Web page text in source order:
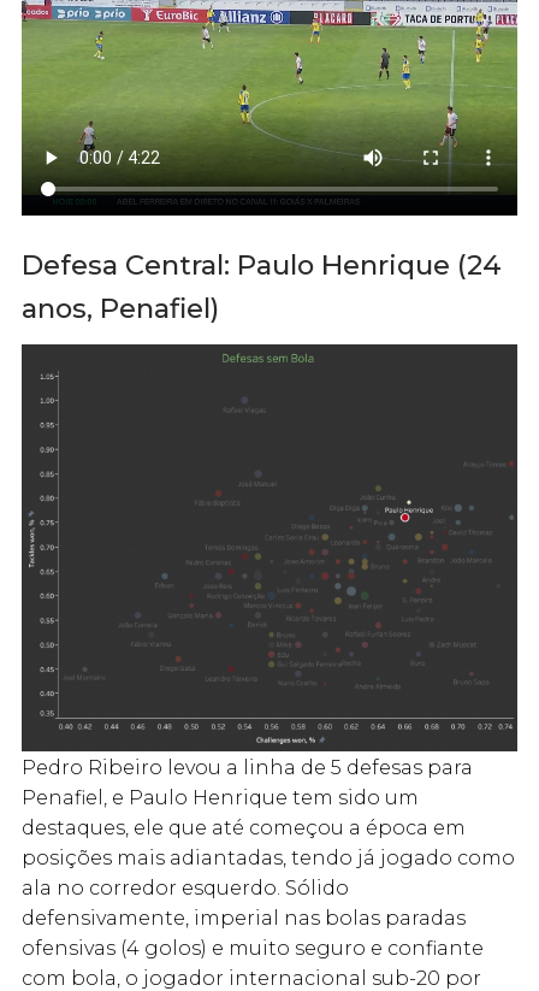
Defesa Central: Paulo Henrique (24
anos, Penafiel)
Pedro Ribeiro levou a linha de 5 defesas para
Penafiel, e Paulo Henrique tem sido um
destaques, ele que até começou a época em
posições mais adiantadas, tendo já jogado como
ala no corredor esquerdo. Sólido
defensivamente, imperial nas bolas paradas
ofensivas (4 golos) e muito seguro e confiante
com bola, o jogador internacional sub-20 por